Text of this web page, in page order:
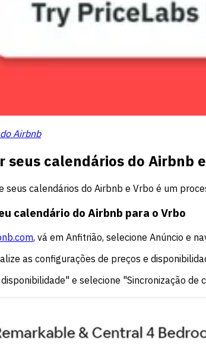
Airbnb
seus calendários do Airbnb
seus calendários do Airbnb e Vrbo é um
calendário do Airbnb para o Vrbo
, vá em Anfitrião, selecione Anúncio e
as configurações de preços e
e selecione "Sincronização de